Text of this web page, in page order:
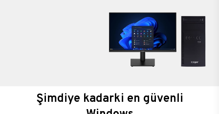
Şimdiye kadarki en güvenli